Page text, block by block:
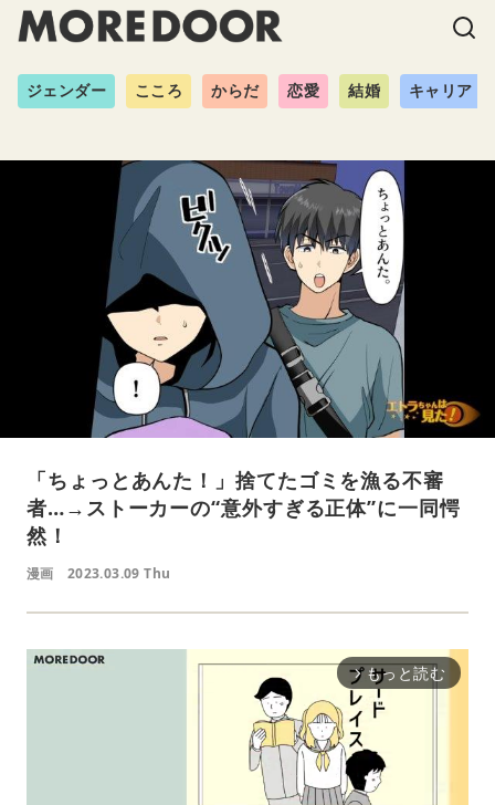
ジェンダー こころ からだ 恋愛 結婚 キャリア
「ちょっとあんた！」捨てたゴミを漁る不審
者…→ストーカーの“意外すぎる正体”に一同愕
然！
漫画 2023.03.09 Thu
arrow_forward_ios もっと読む